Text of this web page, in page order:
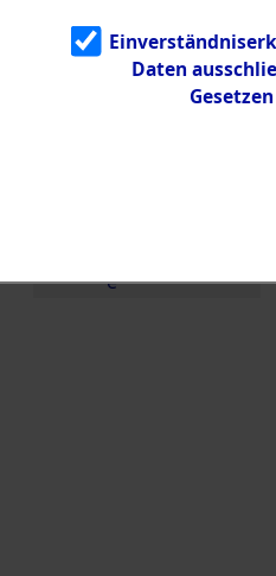
g
5.3.3
Todesmärsch
e
Daten